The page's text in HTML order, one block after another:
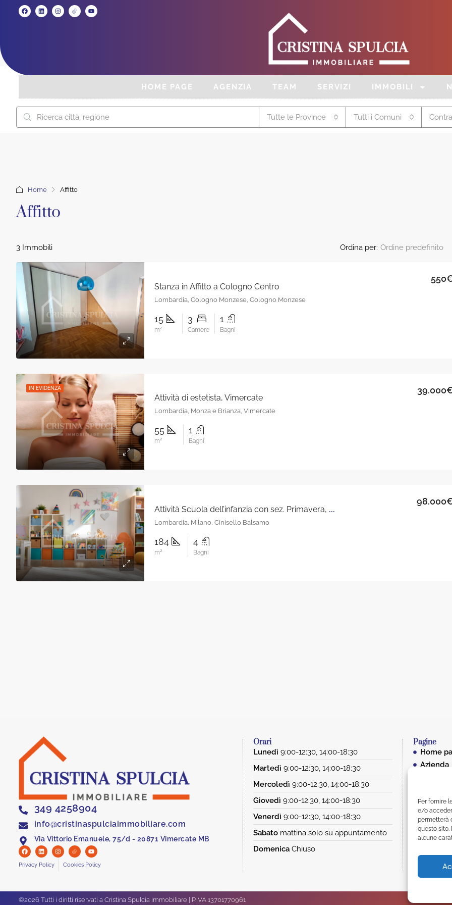
Per fornire
e/o
permetterà
questo sito.
alcune
HOME PAGE AGENZIA TEAM SERVIZI IMMOBILI
Tutte le Province Tutti i Comuni
Home Affitto
Affitto
3 Immobili Ordina per: Ordine predefinito
Stanza in Affitto a Cologno Centro
Lombardia, Cologno Monzese, Cologno Monzese
15
m²
3
Camere
1
Bagni
IN EVIDENZA
Attività di estetista, Vimercate
Lombardia, Monza e Brianza, Vimercate
55
m²
1
Bagni
Attività Scuola dell’infanzia con sez. Primavera, Cinisello Balsamo
Lombardia, Milano, Cinisello Balsamo
184
m²
4
Bagni
349 4258904
info@cristinaspulciaimmobiliare.com
Via Vittorio Emanuele, 75/d - 20871 Vimercate MB
Privacy Policy Cookies Policy
Orari
Lunedì 9:00-12:30, 14:00-18:30
Martedì 9:00-12:30, 14:00-18:30
Mercoledì 9:00-12:30, 14:00-18:30
Giovedì 9:00-12:30, 14:00-18:30
Venerdì 9:00-12:30, 14:00-18:30
Sabatomattina solo su appuntamento
DomenicaChiuso
Pagine
Home
Azienda
Immobili
Vendita
Affitto
News
Contatti
©2026 Tutti i diritti riservati a Cristina Spulcia Immobiliare | P.IVA 13701770961